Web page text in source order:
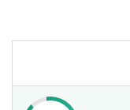
球